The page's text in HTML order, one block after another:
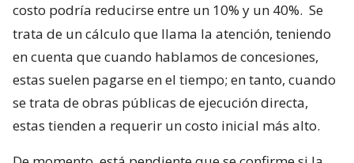
costo podría reducirse entre un 10% y un 40%. Se
trata de un cálculo que llama la atención, teniendo
en cuenta que cuando hablamos de concesiones,
estas suelen pagarse en el tiempo; en tanto, cuando
se trata de obras públicas de ejecución directa,
estas tienden a requerir un costo inicial más alto.